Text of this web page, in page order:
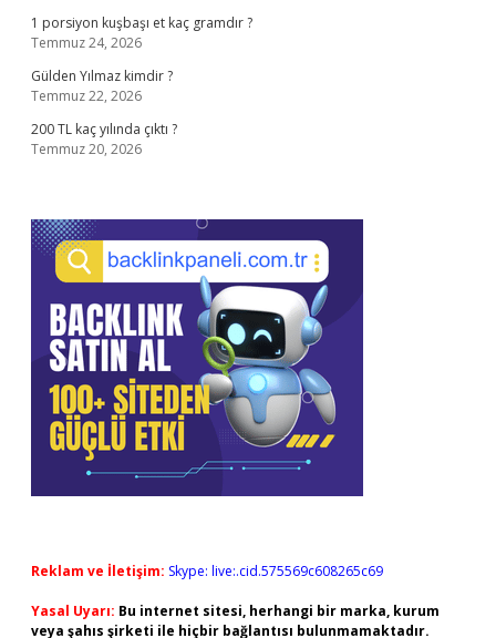
1 porsiyon kuşbaşı et kaç gramdır ?
Temmuz 24, 2026
Gülden Yılmaz kimdir ?
Temmuz 22, 2026
200 TL kaç yılında çıktı ?
Temmuz 20, 2026
Reklam ve İletişim: Skype: live:.cid.575569c608265c69
Yasal Uyarı: Bu internet sitesi, herhangi bir marka, kurum
veya şahıs şirketi ile hiçbir bağlantısı bulunmamaktadır.